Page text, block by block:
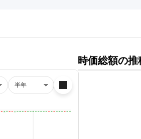
時価総額の推